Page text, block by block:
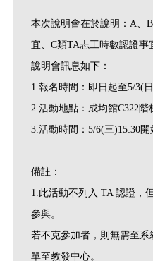
本次說明會在於說明：A、
宜、C類TA志工時數認證事
說明會訊息如下：
1.報名時間：即日起至5/3(
2.活動地點：成均館C322階
3.活動時間：5/6(三)15:30開
備註：
1.此活動不列入 TA 認證，
參與。
若不克參加者，則無需至
單至教發中心。